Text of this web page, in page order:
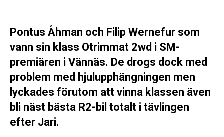
Pontus Åhman och Filip Wernefur som
vann sin klass Otrimmat 2wd i SM-
premiären i Vännäs. De drogs dock med
problem med hjulupphängningen men
lyckades förutom att vinna klassen även
bli näst bästa R2-bil totalt i tävlingen
efter Jari.